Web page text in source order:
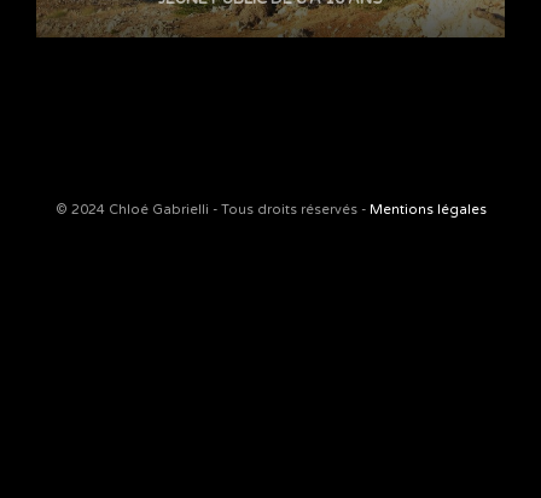
© 2024 Chloé Gabrielli - Tous droits réservés - Mentions légales